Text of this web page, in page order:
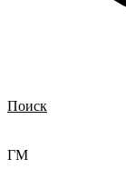
Поиск
ГМ